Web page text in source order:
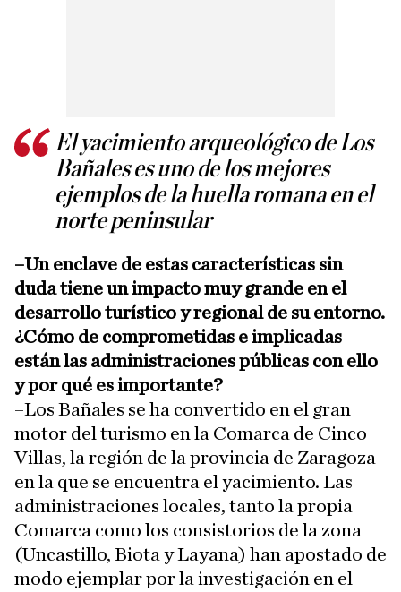
El yacimiento arqueológico de Los
Bañales es uno de los mejores
ejemplos de la huella romana en el
norte peninsular
–Un enclave de estas características sin
duda tiene un impacto muy grande en el
desarrollo turístico y regional de su entorno.
¿Cómo de comprometidas e implicadas
están las administraciones públicas con ello
y por qué es importante?
–Los Bañales se ha convertido en el gran
motor del turismo en la Comarca de Cinco
Villas, la región de la provincia de Zaragoza
en la que se encuentra el yacimiento. Las
administraciones locales, tanto la propia
Comarca como los consistorios de la zona
(Uncastillo, Biota y Layana) han apostado de
modo ejemplar por la investigación en el